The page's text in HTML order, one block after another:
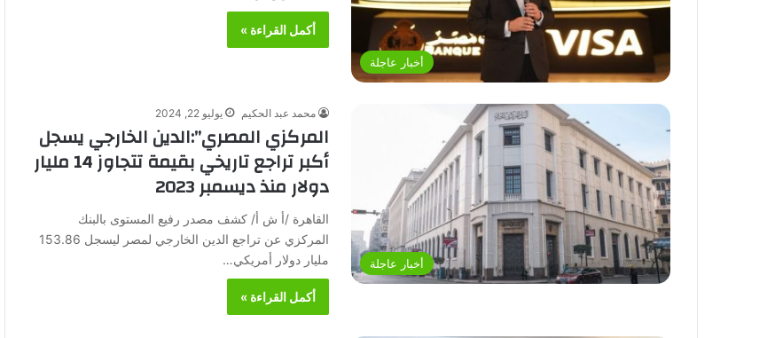
أخبار عاجلة
أكمل القراءة »
أخبار عاجلة
محمد عبد الحكيم يوليو 22, 2024
المركزي المصري”:الدين الخارجي يسجل
أكبر تراجع تاريخي بقيمة تتجاوز 14 مليار
دولار منذ ديسمبر 2023
القاهرة /أ ش أ/ كشف مصدر رفيع المستوى بالبنك
المركزي عن تراجع الدين الخارجي لمصر ليسجل 153.86
مليار دولار أمريكي…
أكمل القراءة »